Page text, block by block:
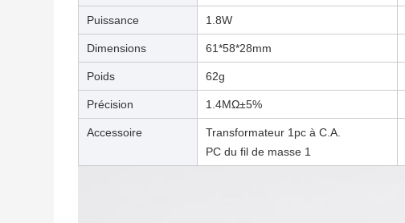
Puissance 1.8W
Dimensions 61*58*28mm
Poids 62g
Précision 1.4MΩ±5%
Accessoire
Transformateur 1pc à C.A.
PC du fil de masse 1